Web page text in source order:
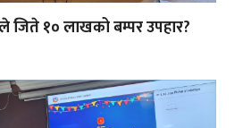
जिते १० लाखको बम्पर उपहार?